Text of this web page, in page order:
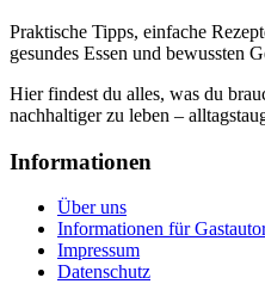
Praktische Tipps, einfache
gesundes Essen und bewussten
Hier findest du alles, was du
nachhaltiger zu leben –
Informationen
Über uns
Informationen für
Impressum
Datenschutz